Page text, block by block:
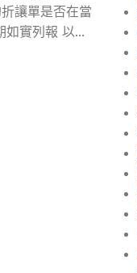
讓單是否在當
實列報 以...